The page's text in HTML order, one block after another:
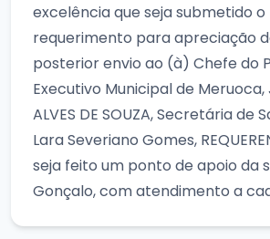
excelência que seja submetido
requerimento para apreciação
posterior envio ao (à) Chefe do
Executivo Municipal de Meruoca,
ALVES DE SOUZA, Secretária de
Lara Severiano Gomes,
seja feito um ponto de apoio da
Gonçalo, com atendimento a